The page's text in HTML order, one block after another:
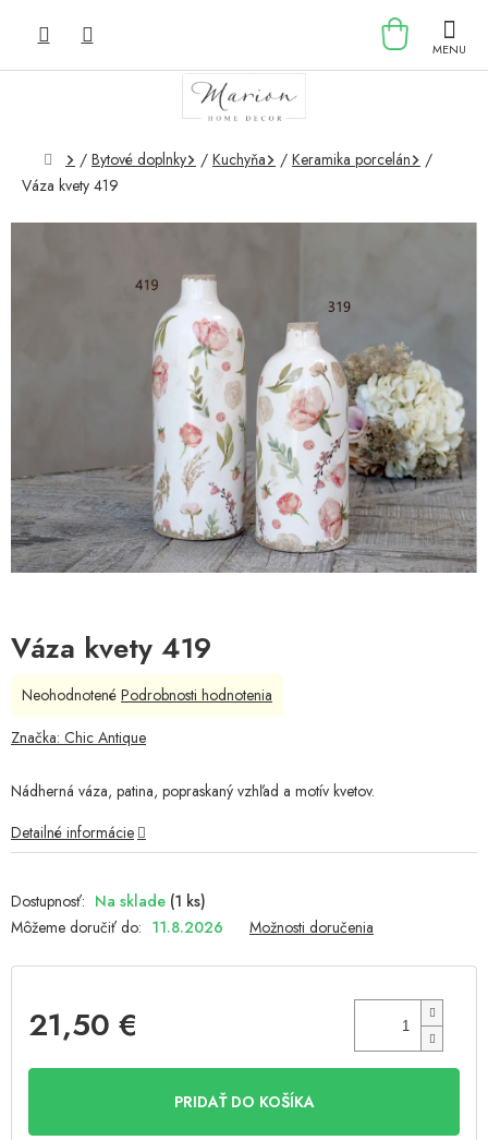
KOŠÍK
Domov
/ Bytové doplnky / Kuchyňa / Keramika porcelán
/
Váza kvety 419
Váza kvety 419
Na sklade (1 ks)
Môžeme doručiť do: 11.8.2026 Možnosti doručenia
21,50 €
PRIDAŤ DO KOŠÍKA
Nádherná váza, patina, popraskaný vzhľad a motív kvetov.
Detailné informácie
Priemerné
produktu
z
hviezdičiek.
Neohodnotené Podrobnosti hodnotenia
Značka: Chic Antique